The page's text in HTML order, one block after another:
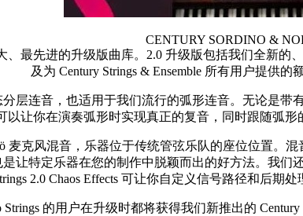
CENTURY SORDINO &
、最先进的升级版曲库。2.0 升级版包括我们全新
及为 Century Strings & Ensemble 所有用户提供的
层连音，也适用于我们流行的弧形连音。无论是
以让你在演奏弧形时实现真正的复音，同时跟随弧形
麦克风混音，乐器位于传统管弦乐队的座位位置
让特定乐器在您的制作中脱颖而出的好方法。我
2.0 Chaos Effects 可让你自定义信号路径和后期
Strings 的用户在升级时都将获得我们新推出的